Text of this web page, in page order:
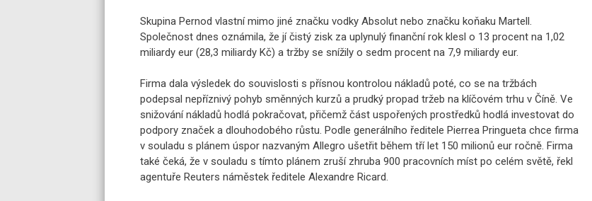
Skupina Pernod vlastní mimo jiné značku vodky Absolut nebo značku koňaku Martell.
Společnost dnes oznámila, že jí čistý zisk za uplynulý finanční rok klesl o 13 procent na 1,02
miliardy eur (28,3 miliardy Kč) a tržby se snížily o sedm procent na 7,9 miliardy eur.
Firma dala výsledek do souvislosti s přísnou kontrolou nákladů poté, co se na tržbách
podepsal nepříznivý pohyb směnných kurzů a prudký propad tržeb na klíčovém trhu v Číně. Ve
snižování nákladů hodlá pokračovat, přičemž část uspořených prostředků hodlá investovat do
podpory značek a dlouhodobého růstu. Podle generálního ředitele Pierrea Pringueta chce firma
v souladu s plánem úspor nazvaným Allegro ušetřit během tří let 150 milionů eur ročně. Firma
také čeká, že v souladu s tímto plánem zruší zhruba 900 pracovních míst po celém světě, řekl
agentuře Reuters náměstek ředitele Alexandre Ricard.